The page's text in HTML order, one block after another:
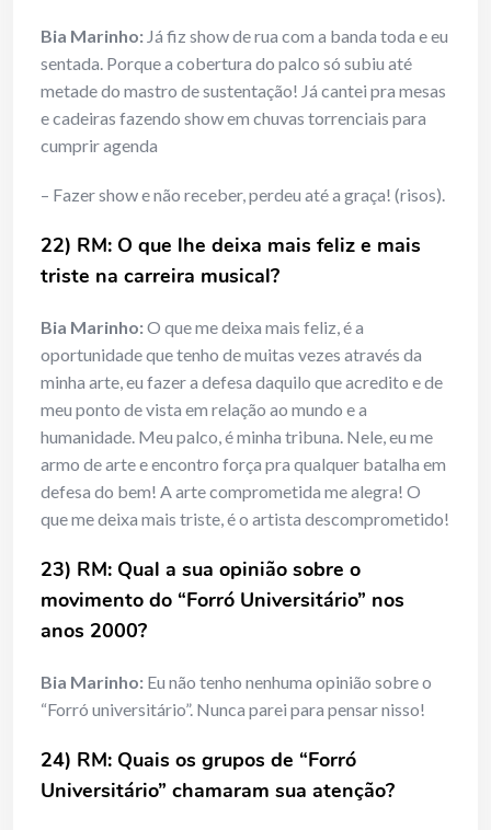
Bia Marinho: Já fiz show de rua com a banda toda e eu
sentada. Porque a cobertura do palco só subiu até
metade do mastro de sustentação! Já cantei pra mesas
e cadeiras fazendo show em chuvas torrenciais para
cumprir agenda
– Fazer show e não receber, perdeu até a graça! (risos).
22) RM: O que lhe deixa mais feliz e mais
triste na carreira musical?
Bia Marinho:O que me deixa mais feliz, é a
oportunidade que tenho de muitas vezes através da
minha arte, eu fazer a defesa daquilo que acredito e de
meu ponto de vista em relação ao mundo e a
humanidade. Meu palco, é minha tribuna. Nele, eu me
armo de arte e encontro força pra qualquer batalha em
defesa do bem! A arte comprometida me alegra! O
que me deixa mais triste, é o artista descomprometido!
23) RM: Qual a sua opinião sobre o
movimento do “Forró Universitário” nos
anos 2000?
Bia Marinho: Eu não tenho nenhuma opinião sobre o
“Forró universitário”. Nunca parei para pensar nisso!
24) RM: Quais os grupos de “Forró
Universitário” chamaram sua atenção?